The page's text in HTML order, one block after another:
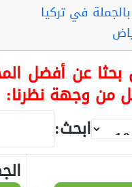
في تركيا
عن أفضل
من وجهة نظرنا:
ابحث: